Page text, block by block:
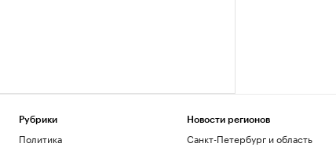
Рубрики
Политика
Новости регионов
Санкт-Петербург и область